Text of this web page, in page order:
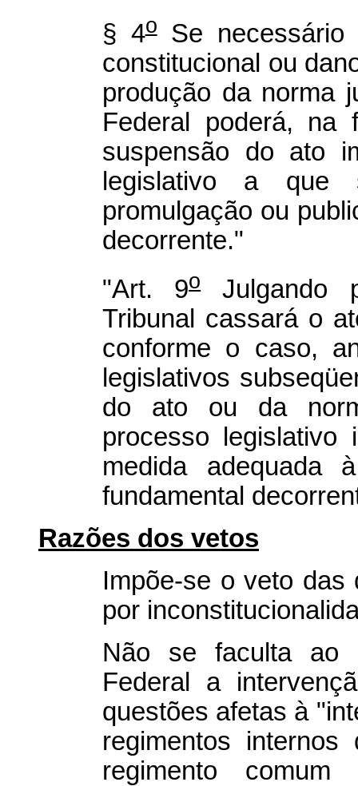
§ 4oSe necessário
constitucional ou
produção da norma
Federal poderá,
suspensão do ato
legislativo a
promulgação ou
decorrente."
"Art. 9oJulgando
Tribunal cassará o
conforme o caso,
legislativos
do ato ou da
processo legislativo
medida adequada
fundamental
Razões dos vetos
Impõe-se o veto das
por
Não se faculta ao
Federal a
questões afetas à
regimentos
regimento comum